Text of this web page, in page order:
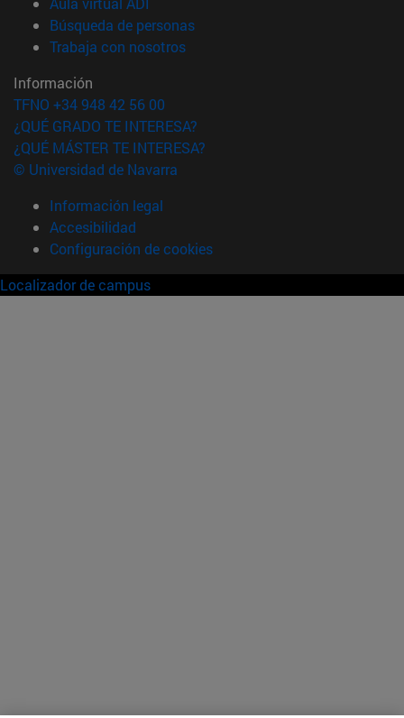
Búsqueda de personas(abre en nueva ventana)
Trabaja con nosotros(abre en nueva ventana)
Información
TFNO +34 948 42 56 00
¿QUÉ GRADO TE INTERESA?
¿QUÉ MÁSTER TE INTERESA?
© Universidad de Navarra
Información legal
Accesibilidad
Configuración de cookies
Localizador de campus